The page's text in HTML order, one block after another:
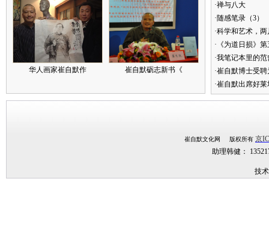
华人画家崔自默作 崔自默砺志新书《
·禅与八大
·随感笔录（3）
·科学和艺术，
·《为道日损》
·我笔记本里的
·崔自默博士受
·崔自默出席好
崔自默文化网 版权所有 京
助理韩健：
技